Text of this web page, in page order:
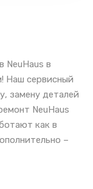
NeuHaus в
Наш сервисный
замену деталей
NeuHaus
как в
–